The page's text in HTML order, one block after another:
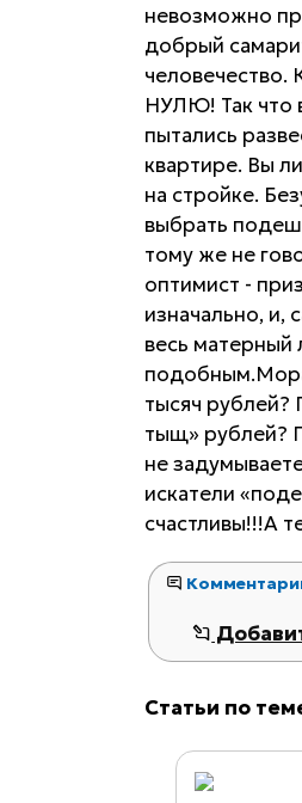
невозможно
добрый
НУЛЮ! Так что
пытались
квартире. Вы
на стройке.
выбрать
тому же не
оптимист -
изначально, и,
весь матерный
тысяч рублей?
тыщ» рублей?
не
искатели
счастливы!!!А
Статьи по